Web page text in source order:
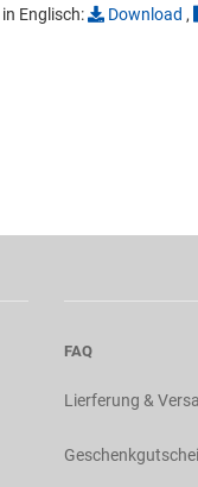
Englisch: Download ,
FAQ
Lierferung &